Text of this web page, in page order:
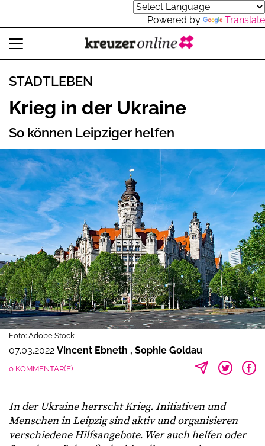
Powered by Translate
STADTLEBEN
Krieg in der Ukraine
So können Leipziger helfen
Foto: Adobe Stock
07.03.2022 Vincent Ebneth Sophie Goldau
0 KOMMENTAR(E)
In der Ukraine herrscht Krieg. Initiativen und
Menschen in Leipzig sind aktiv und organisieren
verschiedene Hilfsangebote. Wer auch helfen oder